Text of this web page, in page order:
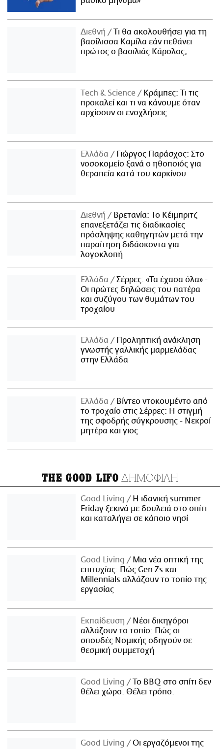
Διεθνή
Τι θα ακολουθήσει για τη
βασίλισσα Καμίλα εάν πεθάνει
πρώτος ο βασιλιάς Κάρολος;
Τech & Science
Κράμπες: Τι τις
προκαλεί και τι να κάνουμε όταν
αρχίσουν οι ενοχλήσεις
Ελλάδα
Γιώργος Παράσχος: Στο
νοσοκομείο ξανά ο ηθοποιός για
θεραπεία κατά του καρκίνου
Διεθνή
Βρετανία: Το Κέιμπριτζ
επανεξετάζει τις διαδικασίες
πρόσληψης καθηγητών μετά την
παραίτηση διδάσκοντα για
λογοκλοπή
Ελλάδα
Σέρρες: «Τα έχασα όλα» -
Οι πρώτες δηλώσεις του πατέρα
και συζύγου των θυμάτων του
τροχαίου
Ελλάδα
Προληπτική ανάκληση
γνωστής γαλλικής μαρμελάδας
στην Ελλάδα
Ελλάδα
Βίντεο ντοκουμέντο από
το τροχαίο στις Σέρρες: Η στιγμή
της σφοδρής σύγκρουσης - Νεκροί
μητέρα και γιος
THE GOOD LIFO ΔΗΜΟΦΙΛΗ
Good Living
Η ιδανική summer
Friday ξεκινά με δουλειά στο σπίτι
και καταλήγει σε κάποιο νησί
Good Living
Μια νέα οπτική της
επιτυχίας: Πώς Gen Zs και
Millennials αλλάζουν το τοπίο της
εργασίας
Εκπαίδευση
Νέοι δικηγόροι
αλλάζουν το τοπίο: Πώς οι
σπουδές Νομικής οδηγούν σε
θεσμική συμμετοχή
Good Living
Το BBQ στο σπίτι δεν
θέλει χώρο. Θέλει τρόπο.
Good Living
Οι εργαζόμενοι της